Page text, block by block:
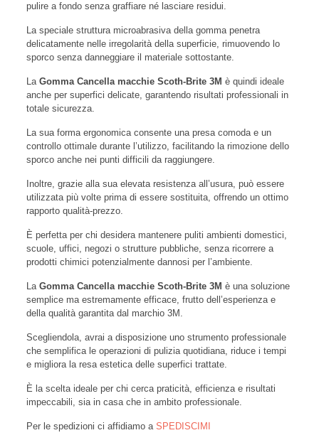
pulire a fondo senza graffiare né lasciare residui.
La speciale struttura microabrasiva della gomma penetra
delicatamente nelle irregolarità della superficie, rimuovendo lo
sporco senza danneggiare il materiale sottostante.
La Gomma Cancella macchie Scoth-Brite 3M è quindi ideale
anche per superfici delicate, garantendo risultati professionali in
totale sicurezza.
La sua forma ergonomica consente una presa comoda e un
controllo ottimale durante l’utilizzo, facilitando la rimozione dello
sporco anche nei punti difficili da raggiungere.
Inoltre, grazie alla sua elevata resistenza all’usura, può essere
utilizzata più volte prima di essere sostituita, offrendo un ottimo
rapporto qualità-prezzo.
È perfetta per chi desidera mantenere puliti ambienti domestici,
scuole, uffici, negozi o strutture pubbliche, senza ricorrere a
prodotti chimici potenzialmente dannosi per l’ambiente.
La Gomma Cancella macchie Scoth-Brite 3M è una soluzione
semplice ma estremamente efficace, frutto dell’esperienza e
della qualità garantita dal marchio 3M.
Scegliendola, avrai a disposizione uno strumento professionale
che semplifica le operazioni di pulizia quotidiana, riduce i tempi
e migliora la resa estetica delle superfici trattate.
È la scelta ideale per chi cerca praticità, efficienza e risultati
impeccabili, sia in casa che in ambito professionale.
Per le spedizioni ci affidiamo a SPEDISCIMI